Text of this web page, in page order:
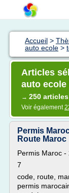
Accueil >
auto ecole >
Articles
auto ecole
→ 250 articles
Voir également
Permis
Route Maroc
Permis Maroc
7
code, route,
permis